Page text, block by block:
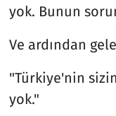
yok. Bunun
Ve ardından
"Türkiye'nin
yok."
Rüya Tabirleri
Sağlık
Savunma